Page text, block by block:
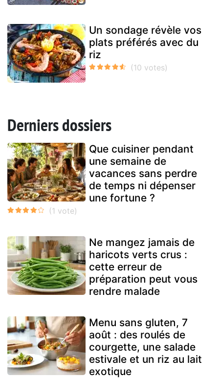
Un sondage révèle vos
plats préférés avec du
riz
Derniers dossiers
Que cuisiner pendant
une semaine de
vacances sans perdre
de temps ni dépenser
une fortune ?
Ne mangez jamais de
haricots verts crus :
cette erreur de
préparation peut vous
rendre malade
Menu sans gluten, 7
août : des roulés de
courgette, une salade
estivale et un riz au lait
exotique